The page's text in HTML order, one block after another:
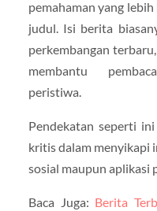
pemahaman yang
judul. Isi berita
perkembangan
membantu
peristiwa.
Pendekatan seperti
kritis dalam menyikapi
sosial maupun aplikasi
Baca Juga: Berita